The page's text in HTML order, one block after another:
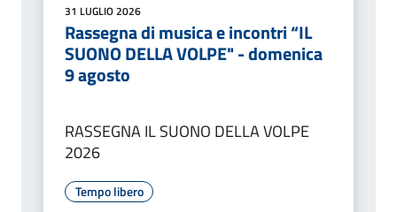
31 LUGLIO 2026
Rassegna di musica e incontri “IL
SUONO DELLA VOLPE" - domenica
9 agosto
RASSEGNA IL SUONO DELLA VOLPE
2026
Tempo libero